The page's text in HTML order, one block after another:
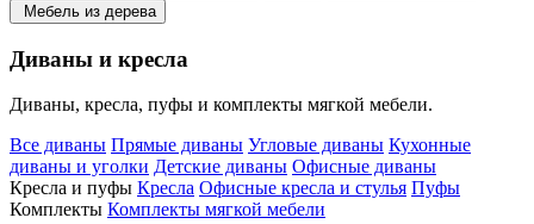
Мебель из дерева
Диваны и кресла
Диваны, кресла, пуфы и комплекты мягкой мебели.
Все диваны Прямые диваны Угловые диваны Кухонные
диваны и уголки Детские диваны Офисные диваны
Кресла и пуфы Кресла Офисные кресла и стулья Пуфы
Комплекты Комплекты мягкой мебели